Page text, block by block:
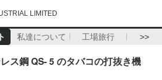
LIMITED
私達について 工場旅行 >>
ス鋼 QS- 5 のタバコの打抜き機